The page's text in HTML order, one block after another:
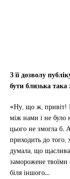
З її дозволу
бути близька така
«Ну, що ж, привіт!
між нами і не було
цього не змогла б.
приходить до того,
думала, що
заморожене твоїми
біля іншого…